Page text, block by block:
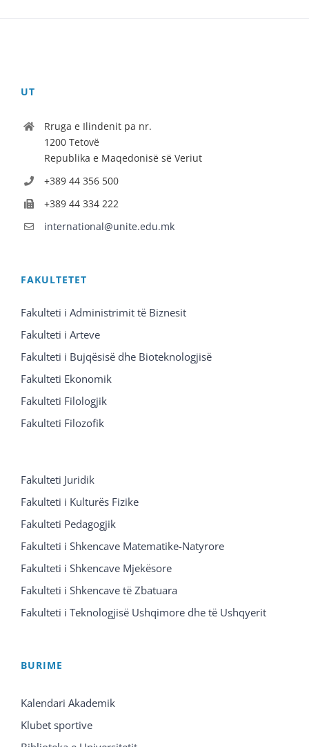
UT
Rruga e Ilindenit pa nr.
1200 Tetovë
Republika e Maqedonisë së Veriut
+389 44 356 500
+389 44 334 222
international@unite.edu.mk
FAKULTETET
Fakulteti i Administrimit të Biznesit
Fakulteti i Arteve
Fakulteti i Bujqësisë dhe Bioteknologjisë
Fakulteti Ekonomik
Fakulteti Filologjik
Fakulteti Filozofik
Fakulteti Juridik
Fakulteti i Kulturës Fizike
Fakulteti Pedagogjik
Fakulteti i Shkencave Matematike-Natyrore
Fakulteti i Shkencave Mjekësore
Fakulteti i Shkencave të Zbatuara
Fakulteti i Teknologjisë Ushqimore dhe të Ushqyerit
BURIME
Kalendari Akademik
Klubet sportive